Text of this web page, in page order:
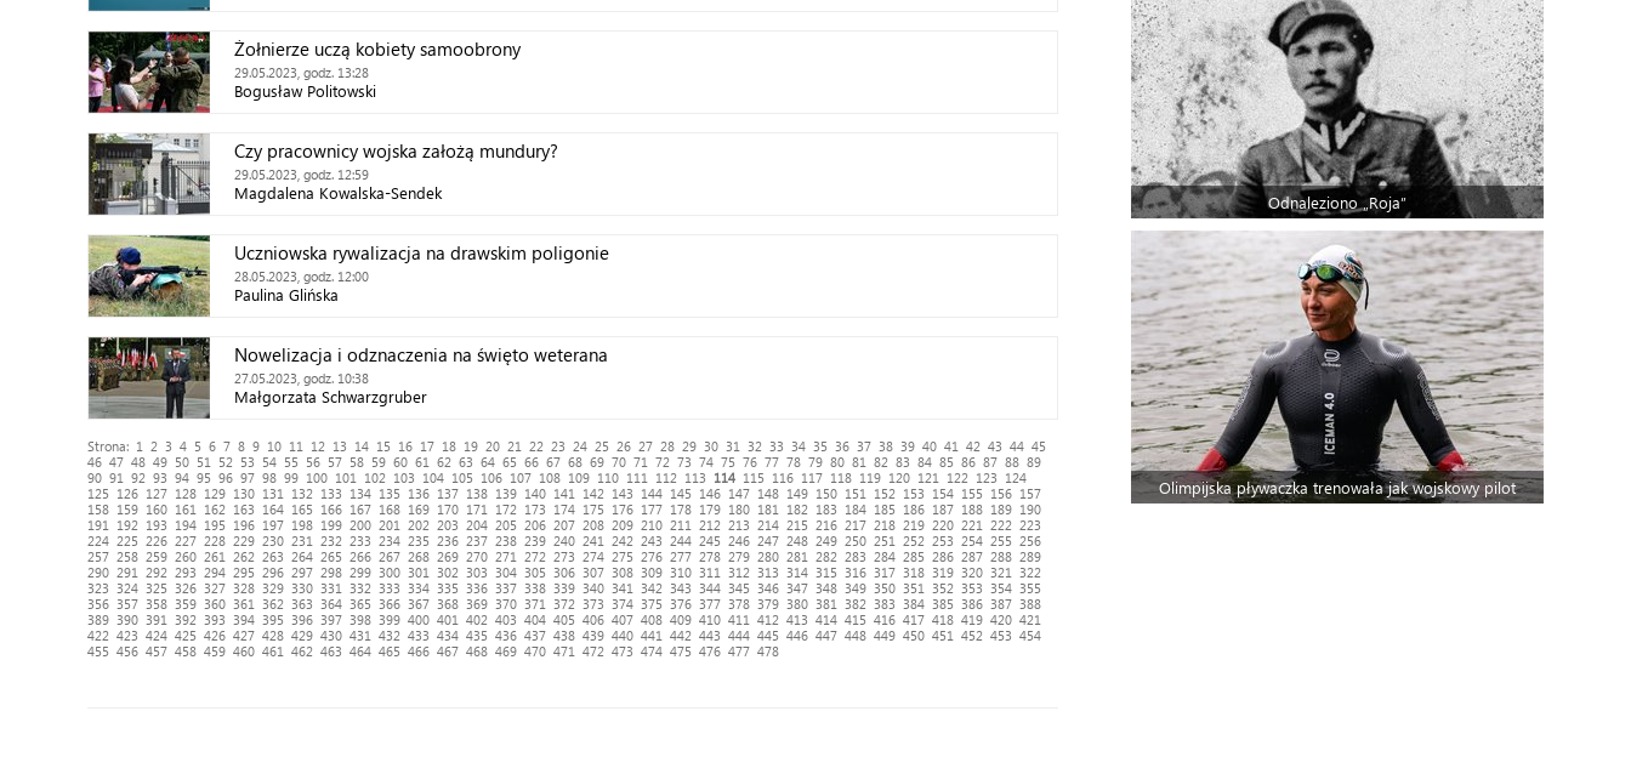
Żołnierze uczą kobiety samoobrony
29.05.2023, godz. 13:28
Bogusław Politowski
Czy pracownicy wojska założą mundury?
29.05.2023, godz. 12:59
Magdalena Kowalska-Sendek
Uczniowska rywalizacja na drawskim poligonie
28.05.2023, godz. 12:00
Paulina Glińska
Nowelizacja i odznaczenia na święto weterana
27.05.2023, godz. 10:38
Małgorzata Schwarzgruber
Strona: 1 2 3 4 5 6 7 8 9 10 11 12 13 14 15 16 17 18 19 20 21 22 23 24 25 26 27 28 29 30 31 32 33 34 35 36 37 38 39 40 41 42 43 44 45
46 47 48 49 50 51 52 53 54 55 56 57 58 59 60 61 62 63 64 65 66 67 68 69 70 71 72 73 74 75 76 77 78 79 80 81 82 83 84 85 86 87 88 89
90 91 92 93 94 95 96 97 98 99 100 101 102 103 104 105 106 107 108 109 110 111 112 113 114 115 116 117 118 119 120 121 122 123
124
125
126 127 128 129 130 131 132 133 134 135 136 137 138 139 140 141 142 143 144 145 146 147 148 149 150 151 152 153 154 155 156 157
158 159 160 161 162 163 164 165 166 167 168 169 170 171 172 173 174 175 176 177 178 179 180 181 182 183 184 185 186 187 188 189 190
191
192 193 194 195 196 197 198 199 200 201 202 203 204 205 206 207 208 209 210 211 212 213 214 215 216 217 218 219 220 221 222
223
224 225 226 227 228 229 230 231 232 233 234 235 236 237 238 239 240 241 242 243 244 245 246 247 248 249 250 251 252 253 254 255
256
257 258 259 260 261 262 263 264 265 266 267 268 269 270 271 272 273 274 275 276 277 278 279 280 281 282 283 284 285 286 287 288 289
290 291 292 293 294 295 296 297 298 299 300 301 302 303 304 305 306 307 308 309 310 311 312 313 314 315 316 317 318 319 320 321
322
323
324 325 326 327 328 329 330 331 332 333 334 335 336 337 338 339 340 341 342 343 344 345 346 347 348 349 350 351 352 353 354 355
356 357 358 359 360 361 362 363 364 365 366 367 368 369 370 371 372 373 374 375 376 377 378 379 380 381 382 383 384 385 386 387 388
389 390 391 392 393 394 395 396 397 398 399 400 401 402 403 404 405 406 407 408 409 410 411 412 413 414 415 416 417 418 419 420 421
422 423 424 425 426 427 428 429 430 431 432 433 434 435 436 437 438 439 440 441 442 443 444 445 446 447 448 449 450 451 452 453 454
455 456 457 458 459 460 461 462 463 464 465 466 467 468 469 470 471 472 473 474 475 476 477 478
Odnaleziono „Roja”
Olimpijska pływaczka trenowała jak wojskowy pilot